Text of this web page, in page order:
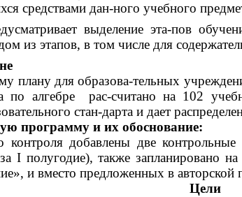
средствами дан-ного учебного
выделение эта-пов
из этапов, в том числе для
плану для образова-тельных
алгебре рас-считано на 102
стан-дарта и дает
программу и их обоснование:
добавлены две
за I полугодие), также
и вместо предложенных в
Цели